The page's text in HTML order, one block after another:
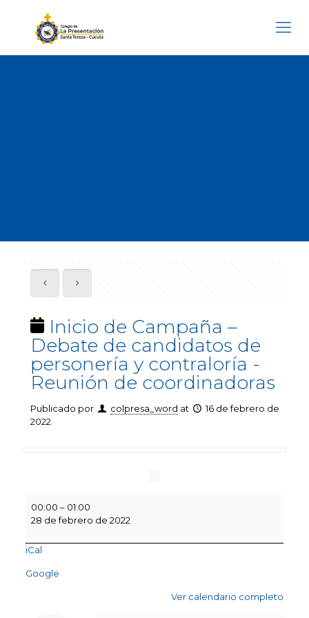
Inicio de Campaña –
Debate de candidatos de
personería y contraloría -
Reunión de coordinadoras
Publicado por colpresa_word at
16 de febrero de
2022
de
Campaña
Debate
candidatos
00:00 – 01:00
28 de febrero de 2022
iCal
Google
Ver calendario completo